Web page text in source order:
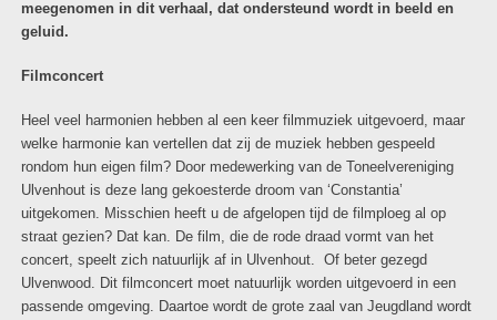
meegenomen in dit verhaal, dat ondersteund wordt in beeld en
geluid.
Filmconcert
Heel veel harmonien hebben al een keer filmmuziek uitgevoerd, maar
welke harmonie kan vertellen dat zij de muziek hebben gespeeld
rondom hun eigen film? Door medewerking van de Toneelvereniging
Ulvenhout is deze lang gekoesterde droom van ‘Constantia’
uitgekomen. Misschien heeft u de afgelopen tijd de filmploeg al op
straat gezien? Dat kan. De film, die de rode draad vormt van het
concert, speelt zich natuurlijk af in Ulvenhout. Of beter gezegd
Ulvenwood. Dit filmconcert moet natuurlijk worden uitgevoerd in een
passende omgeving. Daartoe wordt de grote zaal van Jeugdland wordt